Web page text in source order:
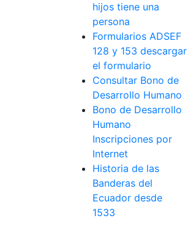
hijos tiene una
persona
Formularios ADSEF
128 y 153 descargar
el formulario
Consultar Bono de
Desarrollo Humano
Bono de Desarrollo
Humano
Inscripciones por
Internet
Historia de las
Banderas del
Ecuador desde
1533